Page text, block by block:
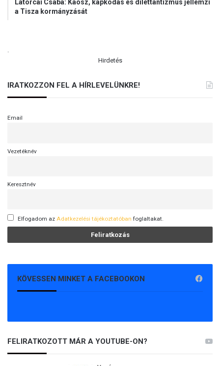
Latorcai Csaba: Káosz, kapkodás és dilettantizmus jellemzi
a Tisza kormányzását
.
Hirdetés
IRATKOZZON FEL A HÍRLEVELÜNKRE!
Email
Vezetéknév
Keresztnév
Elfogadom az Adatkezelési tájékoztatóban foglaltakat.
KÖVESSEN MINKET A FACEBOOKON
FELIRATKOZOTT MÁR A YOUTUBE-ON?